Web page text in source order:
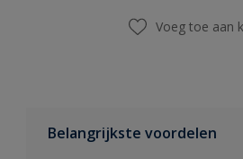
Voeg toe aan
Belangrijkste voordelen